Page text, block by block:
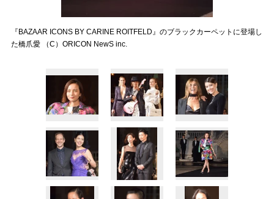
『BAZAAR ICONS BY CARINE ROITFELD』のブラックカーペットに登場し
た橋爪愛 （C）ORICON NewS inc.